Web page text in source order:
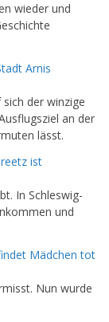
wieder und
Arnis
der winzige
an der
lässt.
ist
In Schleswig-
und
Mädchen tot
Nun wurde